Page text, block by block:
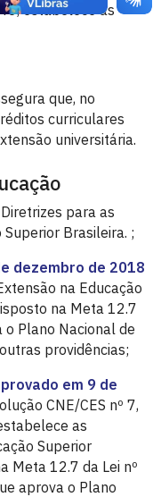
estabelece as
que, no
curriculares
universitária.
para as
Brasileira. ;
dezembro de 2018
na Educação
na Meta 12.7
Plano Nacional de
providências;
em 9 de
CNE/CES nº 7,
as
Superior
Meta 12.7 da Lei nº
aprova o Plano